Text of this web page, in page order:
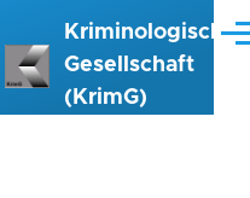
Kriminologische
Gesellschaft
(KrimG)